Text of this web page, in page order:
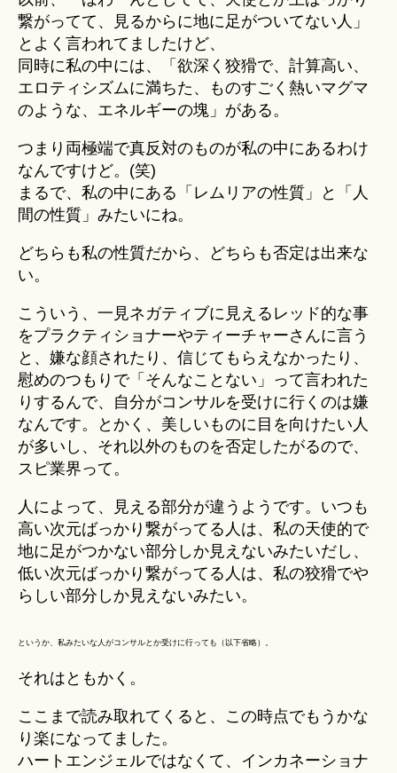
繋がってて、見るからに地に足がついてない人」
とよく言われてましたけど、
同時に私の中には、「欲深く狡猾で、計算高い、
エロティシズムに満ちた、ものすごく熱いマグマ
のような、エネルギーの塊」がある。
つまり両極端で真反対のものが私の中にあるわけ
なんですけど。(笑)
まるで、私の中にある「レムリアの性質」と「人
間の性質」みたいにね。
どちらも私の性質だから、どちらも否定は出来な
い。
こういう、一見ネガティブに見えるレッド的な事
をプラクティショナーやティーチャーさんに言う
と、嫌な顔されたり、信じてもらえなかったり、
慰めのつもりで「そんなことない」って言われた
りするんで、自分がコンサルを受けに行くのは嫌
なんです。とかく、美しいものに目を向けたい人
が多いし、それ以外のものを否定したがるので、
スピ業界って。
人によって、見える部分が違うようです。いつも
高い次元ばっかり繋がってる人は、私の天使的で
地に足がつかない部分しか見えないみたいだし、
低い次元ばっかり繋がってる人は、私の狡猾でや
らしい部分しか見えないみたい。
というか、私みたいな人がコンサルとか受けに行っても（以下省略）。
それはともかく。
ここまで読み取れてくると、この時点でもうかな
り楽になってました。
ハートエンジェルではなくて、インカネーショナ